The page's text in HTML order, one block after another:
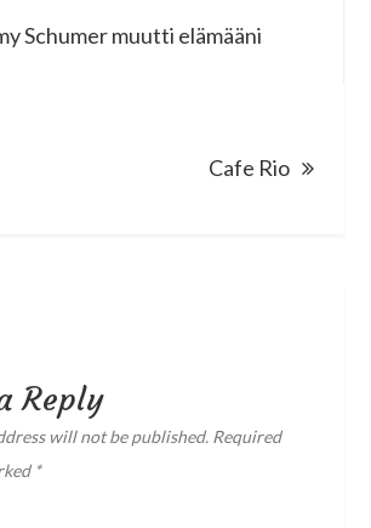
Schumer muutti elämääni
Cafe Rio
Reply
will not be published. Required
*